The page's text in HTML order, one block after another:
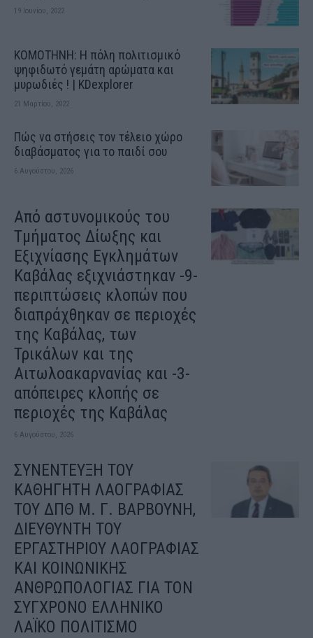
19 Ιουνίου, 2022
ΚΟΜΟΤΗΝΗ: H πόλη πολιτισμικό
ψηφιδωτό γεμάτη αρώματα και
μυρωδιές ! | KDexplorer
21 Μαρτίου, 2022
Πώς να στήσεις τον τέλειο χώρο
διαβάσματος για το παιδί σου
6 Αυγούστου, 2026
Από αστυνομικούς του
Τμήματος Δίωξης και
Εξιχνίασης Εγκλημάτων
Καβάλας εξιχνιάστηκαν -9-
περιπτώσεις κλοπών που
διαπράχθηκαν σε περιοχές
της Καβάλας, των
Τρικάλων και της
Αιτωλοακαρνανίας και -3-
απόπειρες κλοπής σε
περιοχές της Καβάλας
6 Αυγούστου, 2026
ΣΥΝΕΝΤΕΥΞΗ ΤΟΥ
ΚΑΘΗΓΗΤΗ ΛΑΟΓΡΑΦΙΑΣ
ΤΟΥ ΔΠΘ Μ. Γ. ΒΑΡΒΟΥΝΗ,
ΔΙΕΥΘΥΝΤΗ ΤΟΥ
ΕΡΓΑΣΤΗΡΙΟΥ ΛΑΟΓΡΑΦΙΑΣ
ΚΑΙ ΚΟΙΝΩΝΙΚΗΣ
ΑΝΘΡΩΠΟΛΟΓΙΑΣ ΓΙΑ ΤΟΝ
ΣΥΓΧΡΟΝΟ ΕΛΛΗΝΙΚΟ
ΛΑΪΚΟ ΠΟΛΙΤΙΣΜΟ